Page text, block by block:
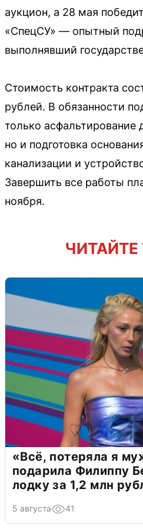
аукцион, а 28 мая
«СпецСУ» — опытный
выполнявший
Стоимость контракта
рублей. В обязанности
только асфальтирование
но и подготовка
канализации и
Завершить все работы
ноября.
«Всё, потеряла я
подарила Филиппу
лодку за 1,2 млн
5 августа 41